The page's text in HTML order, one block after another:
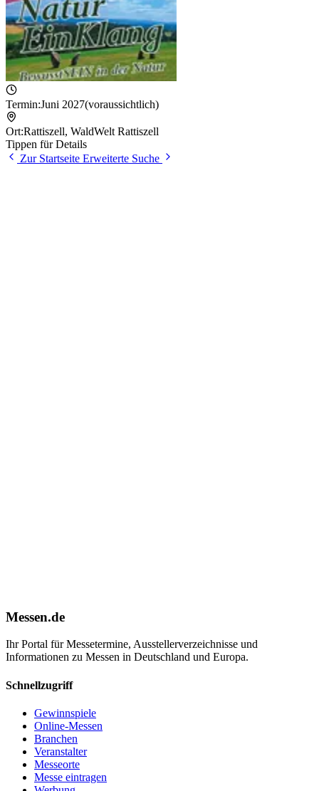
Termin:Juni 2027(voraussichtlich)
Ort:Rattiszell, WaldWelt Rattiszell
Tippen für Details
Zur Startseite Erweiterte Suche
Messen.de
Ihr Portal für Messetermine, Ausstellerverzeichnisse und
Informationen zu Messen in Deutschland und Europa.
Schnellzugriff
Gewinnspiele
Online-Messen
Branchen
Veranstalter
Messeorte
Messe eintragen